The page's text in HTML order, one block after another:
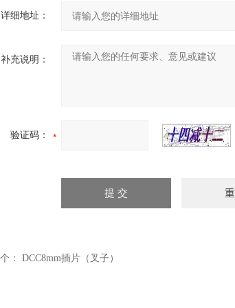
详细地址：
补充说明：
验证码：
： DCC8mm插片（叉子）